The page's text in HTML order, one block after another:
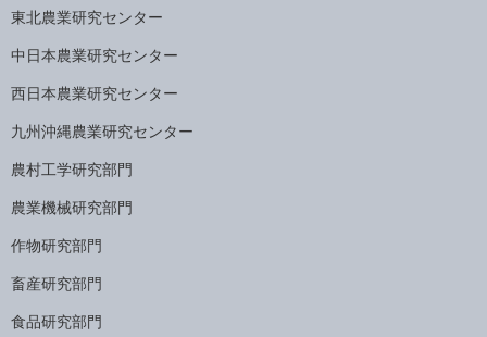
東北農業研究センター
中日本農業研究センター
西日本農業研究センター
九州沖縄農業研究センター
農村工学研究部門
農業機械研究部門
作物研究部門
畜産研究部門
食品研究部門